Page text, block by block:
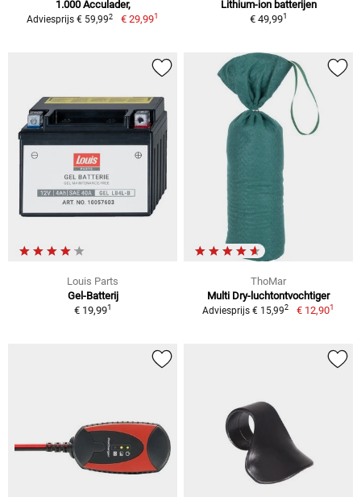
1.000 Acculader,
Adviesprijs € 59,992 € 29,991
Lithium-ion batterijen
€ 49,991
Louis Parts
Gel-Batterij
€ 19,991
ThoMar
Multi Dry-luchtontvochtiger
Adviesprijs € 15,992 € 12,901